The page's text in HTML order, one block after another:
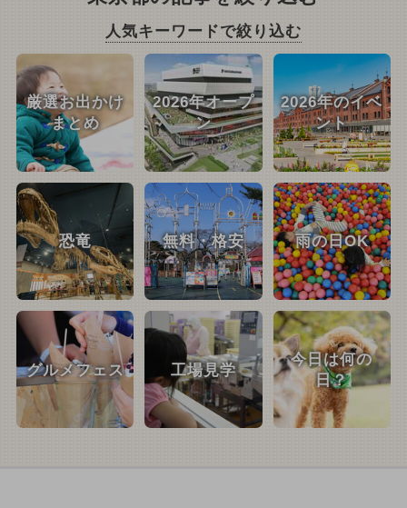
人気キーワードで絞り込む
厳選お出かけ
まとめ
2026年オープ
ン
2026年のイベ
ント
恐竜 無料・格安 雨の日OK
グルメフェス 工場見学
今日は何の
日？